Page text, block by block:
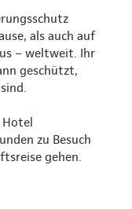
als auch auf
– weltweit. Ihr
geschützt,
Hotel
zu Besuch
gehen.